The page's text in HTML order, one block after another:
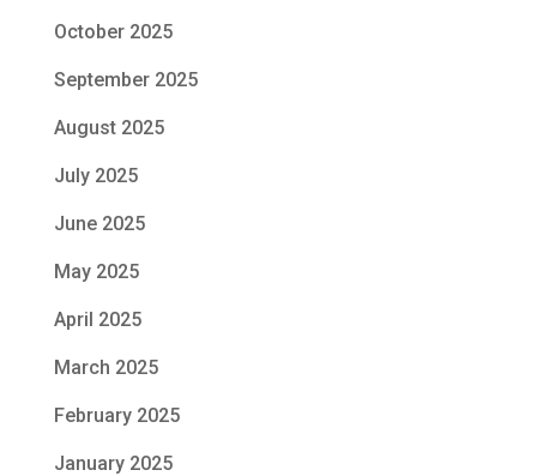
October 2025
September 2025
August 2025
July 2025
June 2025
May 2025
April 2025
March 2025
February 2025
January 2025